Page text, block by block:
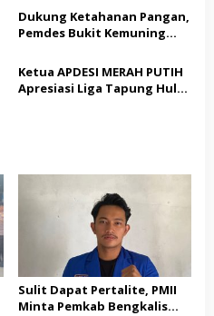
GEBRAK MEJA MUSYARAHAH:
“JANGAN BANYAK TEORI,
KITA BUTUH AKSI NYATA!”
Dukung Ketahanan Pangan,
Pemdes Bukit Kemuning
Hulu Gelar Penanaman
Serentak Jagung Pipil
Ketua APDESI MERAH PUTIH
Apresiasi Liga Tapung Hulu
Sulit Dapat Pertalite, PMII
Minta Pemkab Bengkalis